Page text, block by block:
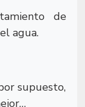
de
agua.
supuesto,